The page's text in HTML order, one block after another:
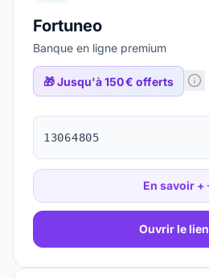
Fortuneo
Banque en ligne premium
🎁Jusqu'à 150 € offerts
13064805
En savoir +
Ouvrir le lien